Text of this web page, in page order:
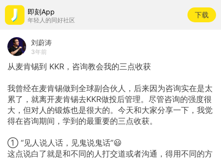
即刻App
年轻人的同好社区
下载
刘蔚涛
3年前
从麦肯锡到 KKR，咨询教会我的三点收获
我曾经在麦肯锡做到全球副合伙人，后来因为咨询实在是太
累了，就离开麦肯锡去KKR做投后管理。尽管咨询的强度很
大，但对人的锻炼也是很大的。今天和大家分享一下，我觉
得在咨询期间，学到的最重要的三点收获。
① “见人说人话，见鬼说鬼话”😃
这点说白了就是和不同的人打交道或者沟通，得用不同的方